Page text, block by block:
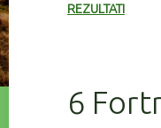
REZULTATI
6